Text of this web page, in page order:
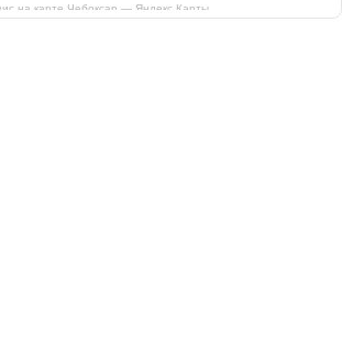
на карте Чебоксар — Яндекс Карты